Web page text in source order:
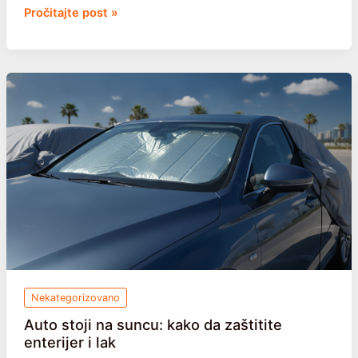
Spoljne
i
senila:
da
ohladite
prostoriju
bez
klime
Pročitajte post »
Nekategorizovano
Auto stoji na suncu: kako da zaštitite
enterijer i lak